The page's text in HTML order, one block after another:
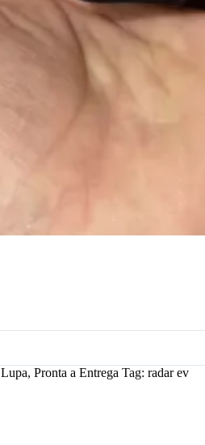
Lupa, Pronta a Entrega Tag: radar ev